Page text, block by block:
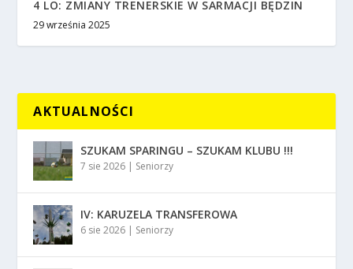
4 LO: ZMIANY TRENERSKIE W SARMACJI BĘDZIN
29 września 2025
AKTUALNOŚCI
SZUKAM SPARINGU – SZUKAM KLUBU !!!
7 sie 2026 | Seniorzy
IV: KARUZELA TRANSFEROWA
6 sie 2026 | Seniorzy